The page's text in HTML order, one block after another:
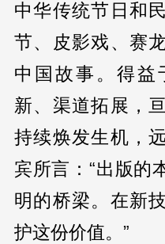
中华传统节日和
节、皮影戏、赛
中国故事。得益
新、渠道拓展，
持续焕发生机，
宾所言：“出版的
明的桥梁。在新
护这份价值。”